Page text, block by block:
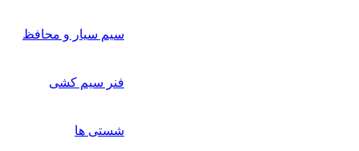
سیم سیار و محافظ
فنر سیم کشی
شستی ها